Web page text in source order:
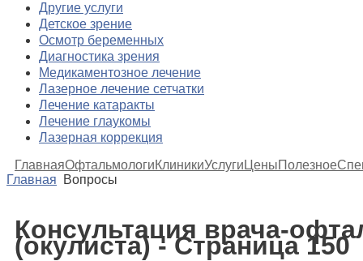
Другие услуги
Детское зрение
Осмотр беременных
Диагностика зрения
Медикаментозное лечение
Лазерное лечение сетчатки
Лечение катаракты
Лечение глаукомы
Лазерная коррекция
ГлавнаяОфтальмологиКлиникиУслуги ЦеныПолезное
Главная
Вопросы
Консультация врача-
(окулиста) - Страница 150